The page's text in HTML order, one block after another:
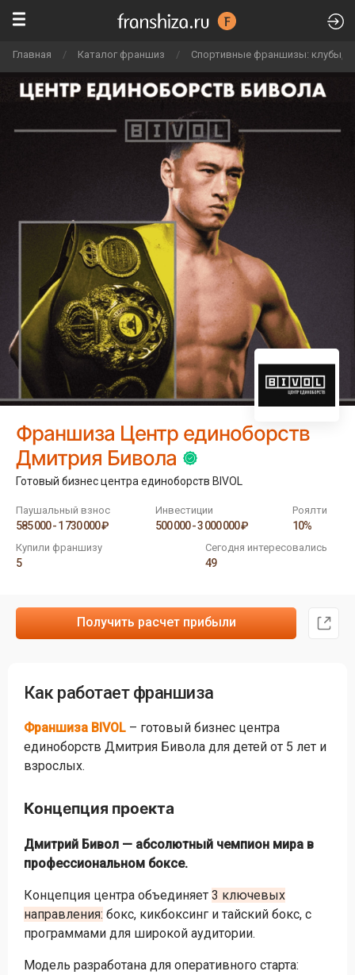
Главная / Каталог франшиз / Спортивные франшизы: клубы,
Франшиза Центр единоборств
Дмитрия Бивола
Готовый бизнес центра единоборств BIVOL
Паушальный взнос
585 000 - 1 730 000 ₽
Инвестиции
500 000 - 3 000 000 ₽
Роялти
10%
Купили франшизу
5
Сегодня интересовались
49
Получить расчет прибыли
Как работает франшиза
Франшиза BIVOL – готовый бизнес центра
единоборств Дмитрия Бивола для детей от 5 лет и
взрослых.
Концепция проекта
Дмитрий Бивол — абсолютный чемпион мира в
профессиональном боксе.
Концепция центра объединяет 3 ключевых
направления: бокс, кикбоксинг и тайский бокс, с
программами для широкой аудитории.
Модель разработана для оперативного старта: